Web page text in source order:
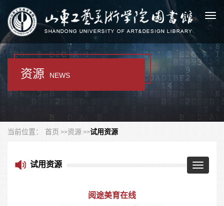
资源 NEWS
当前位置： 首页 资源 试用资源
Toggle
试用资源
阅途美育在线